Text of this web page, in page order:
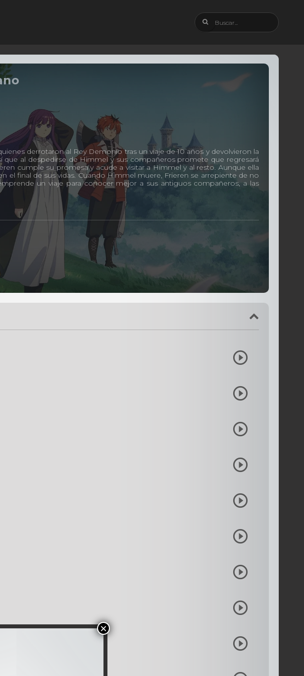
derrotaron al Rey Demonio tras un viaje de 10 años y devolvieron la
que al despedirse de Himmel y sus compañeros promete que regresará
cumple su promesa y acude a visitar a Himmel y al resto. Aunque ella
el final de sus vidas. Cuando Himmel muere, Frieren se arrepiente de no
un viaje para conocer mejor a sus antiguos compañeros, a las